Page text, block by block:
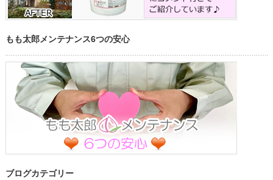
もも太郎メンテナンス6つの安心
ブログカテゴリー